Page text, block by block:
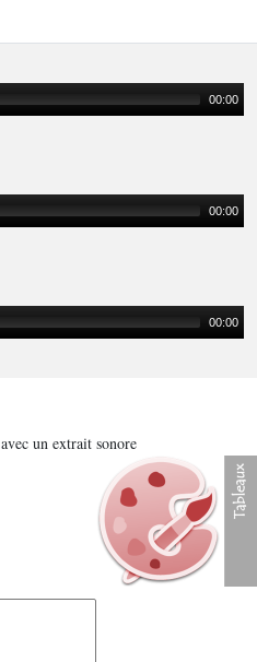
00:00
00:00
00:00
un extrait sonore